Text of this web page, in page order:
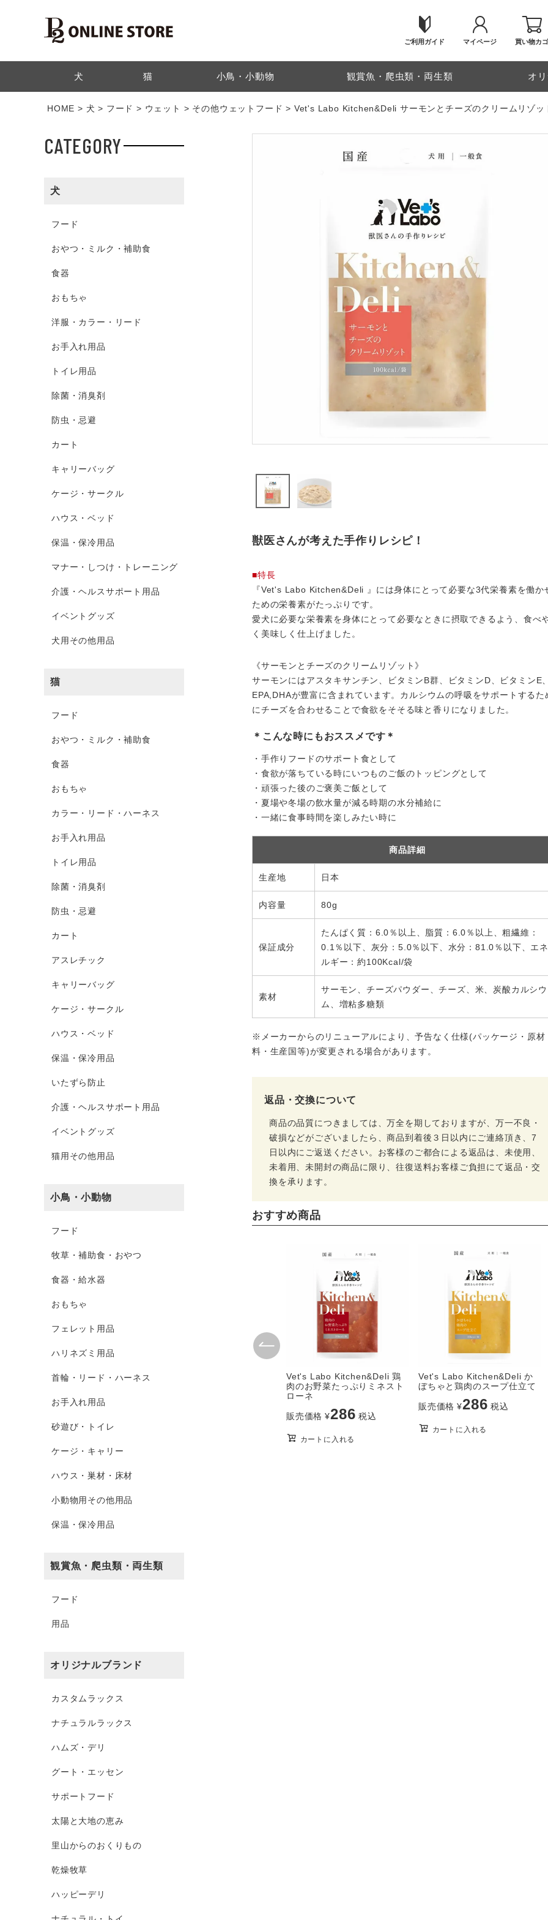
ご利用ガイド マイページ 買い物カゴ
検索
犬 猫 小鳥・小動物 観賞魚・爬虫類・両生類 オ
HOME 犬 フード ウェット その他ウェットフード Vet's Labo Kitchen&Deli サーモンとチーズのクリームリゾッ
CATEGORY
犬
フード
おやつ・ミルク・補助食
食器
おもちゃ
洋服・カラー・リード
お手入れ用品
トイレ用品
除菌・消臭剤
防虫・忌避
カート
キャリーバッグ
ケージ・サークル
ハウス・ベッド
保温・保冷用品
マナー・しつけ・トレーニング
介護・ヘルスサポート用品
イベントグッズ
犬用その他用品
猫
フード
おやつ・ミルク・補助食
食器
おもちゃ
カラー・リード・ハーネス
お手入れ用品
トイレ用品
除菌・消臭剤
防虫・忌避
カート
アスレチック
キャリーバッグ
ケージ・サークル
ハウス・ベッド
保温・保冷用品
いたずら防止
介護・ヘルスサポート用品
イベントグッズ
猫用その他用品
小鳥・小動物
フード
牧草・補助食・おやつ
食器・給水器
おもちゃ
フェレット用品
ハリネズミ用品
首輪・リード・ハーネス
お手入れ用品
砂遊び・トイレ
ケージ・キャリー
ハウス・巣材・床材
小動物用その他用品
保温・保冷用品
観賞魚・爬虫類・両生類
フード
用品
オリジナルブランド
カスタムラックス
ナチュラルラックス
ハムズ・デリ
グート・エッセン
サポートフード
太陽と大地の恵み
里山からのおくりもの
乾燥牧草
ハッピーデリ
獣医さんが考えた手作りレシピ！
■特長
『Vet's Labo Kitchen&Deli 』には身体にとって必要な3代栄養素を働か
ための栄養素がたっぷりです。
愛犬に必要な栄養素を身体にとって必要なときに摂取できるよう、食べ
く美味しく仕上げました。
《サーモンとチーズのクリームリゾット》
サーモンにはアスタキサンチン、ビタミンB群、ビタミンD、ビタミンE、
EPA,DHAが豊富に含まれています。カルシウムの呼吸をサポートするた
にチーズを合わせることで食欲をそそる味と香りになりました。
＊こんな時にもおススメです＊
・手作りフードのサポート食として
・食欲が落ちている時にいつものご飯のトッピングとして
・頑張った後のご褒美ご飯として
・夏場や冬場の飲水量が減る時期の水分補給に
・一緒に食事時間を楽しみたい時に
商品詳細
生産地 日本
内容量 80g
保証成分
たんぱく質：6.0％以上、脂質：6.0％以上、粗繊維：
0.1％以下、灰分：5.0％以下、水分：81.0％以下、エネ
ルギー：約100Kcal/袋
素材
サーモン、チーズパウダー、チーズ、米、炭酸カルシウ
ム、増粘多糖類
※メーカーからのリニューアルにより、予告なく仕様(パッケージ・原材
料・生産国等)が変更される場合があります。
返品・交換について
商品の品質につきましては、万全を期しておりますが、万一不良・
破損などがございましたら、商品到着後３日以内にご連絡頂き、7
日以内にご返送ください。お客様のご都合による返品は、未使用、
未着用、未開封の商品に限り、往復送料お客様ご負担にて返品・交
換を承ります。
おすすめ商品
Vet's Labo Kitchen&Deli 鶏
肉のお野菜たっぷりミネスト
ローネ
販売価格 ¥286 税込
カートに入れる
Vet's Labo Kitchen&Deli か
ぼちゃと鶏肉のスープ仕立て
販売価格 ¥286 税込
カートに入れる